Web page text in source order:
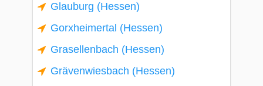
Glauburg (Hessen)
Gorxheimertal (Hessen)
Grasellenbach (Hessen)
Grävenwiesbach (Hessen)